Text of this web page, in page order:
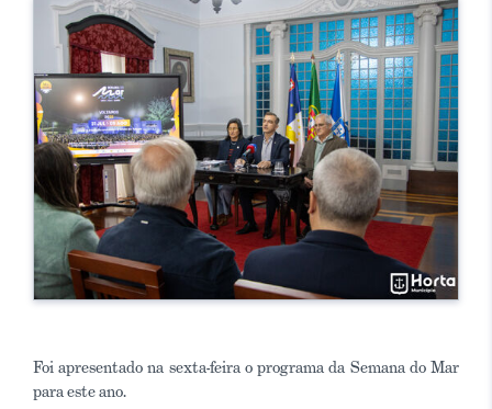
Foi apresentado na sexta-feira o programa da Semana do Mar
para este ano.